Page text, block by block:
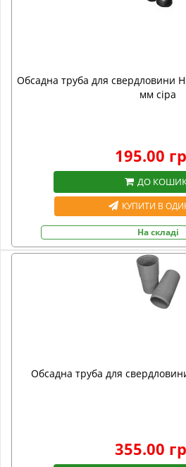
Обсадна труба для свердловини
мм сіра
195.00
ДО
КУПИТИ В
На складі
Обсадна труба для
355.00